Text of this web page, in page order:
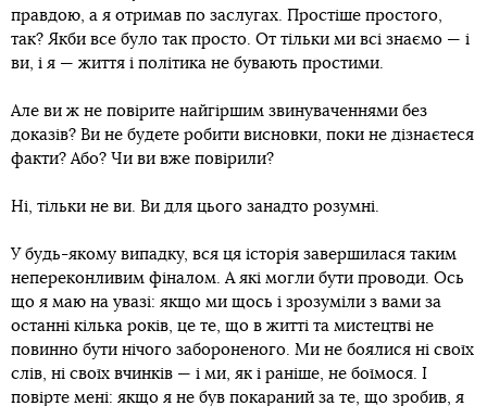
правдою, а я отримав по заслугах. Простіше простого,
так? Якби все було так просто. От тільки ми всі знаємо — і
ви, і я — життя і політика не бувають простими.
Але ви ж не повірите найгіршим звинуваченнями без
доказів? Ви не будете робити висновки, поки не дізнаєтеся
факти? Або? Чи ви вже повірили?
Ні, тільки не ви. Ви для цього занадто розумні.
У будь-якому випадку, вся ця історія завершилася таким
непереконливим фіналом. А які могли бути проводи. Ось
що я маю на увазі: якщо ми щось і зрозуміли з вами за
останні кілька років, це те, що в житті та мистецтві не
повинно бути нічого забороненого. Ми не боялися ні своїх
слів, ні своїх вчинків — і ми, як і раніше, не боїмося. І
повірте мені: якщо я не був покараний за те, що зробив, я